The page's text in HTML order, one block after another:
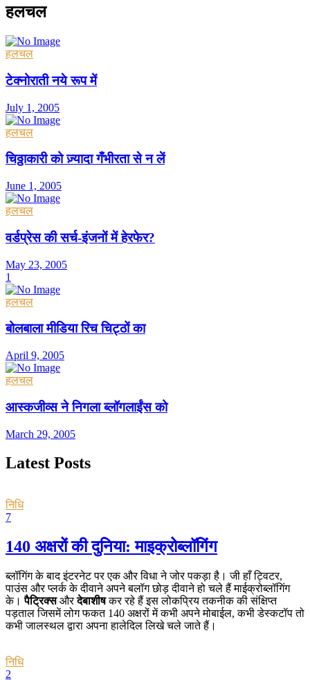
हलचल
हलचल
टेक्नोराती नये रूप में
July 1, 2005
हलचल
चिठ्ठाकारी को ज़्यादा गँभीरता से न लें
June 1, 2005
हलचल
वर्डप्रेस की सर्च-इंजनों में हेरफेर?
May 23, 2005
1
हलचल
बोलबाला मीडिया रिच चिट्ठों का
April 9, 2005
हलचल
आस्कजीव्स ने निगला ब्लॉगलाईंस को
March 29, 2005
Latest Posts
निधि
7
140 अक्षरों की दुनिया: माइक्रोब्लॉगिंग
ब्लॉगिंग के बाद इंटरनेट पर एक और विधा ने जोर पकड़ा है। जी हाँ ट्विटर,
पाउंस और प्लर्क के दीवाने अपने बलॉग छोड़ दीवाने हो चले हैं माईक्रोब्लॉगिंग
के।पैट्रिक्सऔरदेबाशीषकर रहे हैं इस लोकप्रिय तकनीक की संक्षिप्त
पड़ताल जिसमें लोग फकत 140 अक्षरों में कभी अपने मोबाईल, कभी डेस्कटॉप तो
कभी जालस्थल द्वारा अपना हालेदिल लिखे चले जाते हैं।
निधि
2